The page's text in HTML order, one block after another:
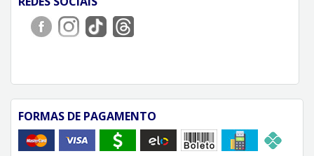
FORMAS DE PAGAMENTO